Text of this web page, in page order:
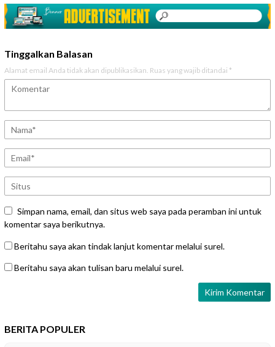
Tinggalkan Balasan
Alamat email Anda tidak akan dipublikasikan. Ruas yang wajib ditandai *
Simpan nama, email, dan situs web saya pada peramban ini untuk
komentar saya berikutnya.
Beritahu saya akan tindak lanjut komentar melalui surel.
Beritahu saya akan tulisan baru melalui surel.
BERITA POPULER